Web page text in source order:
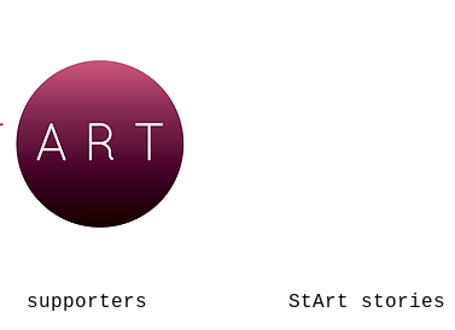
supporters StArt stories